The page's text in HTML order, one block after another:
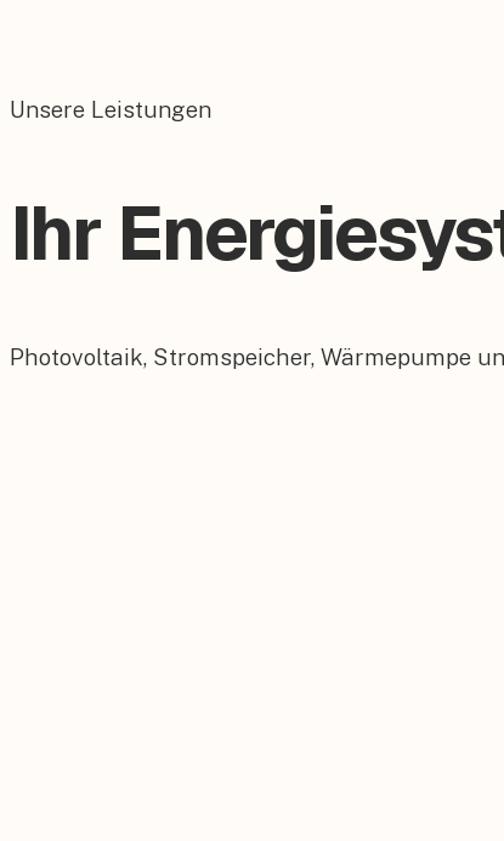
Unsere Leistungen
Ihr
Photovoltaik, Stromspeicher, Wärmepumpe